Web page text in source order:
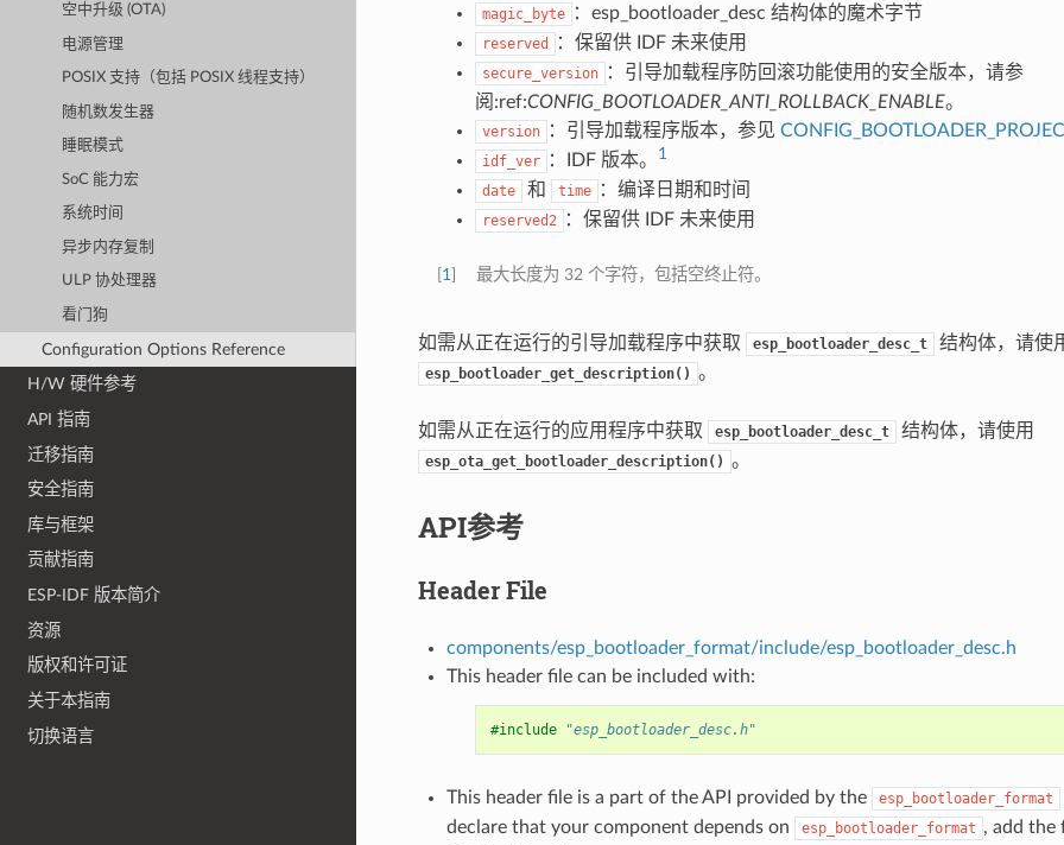
空中升级 (OTA)
电源管理
POSIX 支持（包括 POSIX 线程支持）
随机数发生器
睡眠模式
SoC 能力宏
系统时间
异步内存复制
ULP 协处理器
看门狗
Configuration Options Reference
H/W 硬件参考
API 指南
迁移指南
安全指南
库与框架
贡献指南
ESP-IDF 版本简介
资源
版权和许可证
关于本指南
切换语言
magic_byte ：esp_bootloader_desc 结构体的魔术字节
reserved ：保留供 IDF 未来使用
secure_version
：引导加载程序防回滚功能使用的安全版本，请参
阅:ref:CONFIG_BOOTLOADER_ANTI_ROLLBACK_ENABLE。
version ：引导加载程序版本，参见
idf_ver ：IDF 版本。 1
date 和 time ：编译日期和时间
reserved2 ：保留供 IDF 未来使用
1 最大长度为 32 个字符，包括空终止符。
如需从正在运行的引导加载程序中获取 esp_bootloader_desc_t 结构体，请使
esp_bootloader_get_description() 。
如需从正在运行的应用程序中获取 esp_bootloader_desc_t 结构体，请使用
esp_ota_get_bootloader_description() 。
API参考
Header File
components/esp_bootloader_format/include/esp_bootloader_desc.h
This header file can be included with:
#include "esp_bootloader_desc.h"
This header file is a part of the API provided by the esp_bootloader_format
declare that your component depends on
esp_bootloader_format , add the